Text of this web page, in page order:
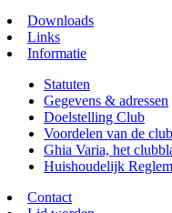
Downloads
Links
Informatie
Statuten
Gegevens & adressen
Doelstelling Club
Voordelen van de club
Ghia Varia, het
Huishoudelijk
Contact